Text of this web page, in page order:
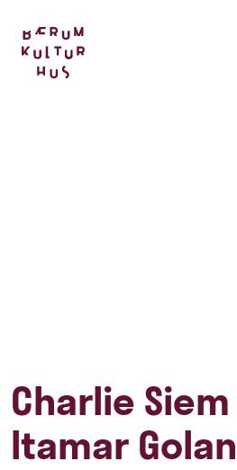
Charlie
Itamar Golan